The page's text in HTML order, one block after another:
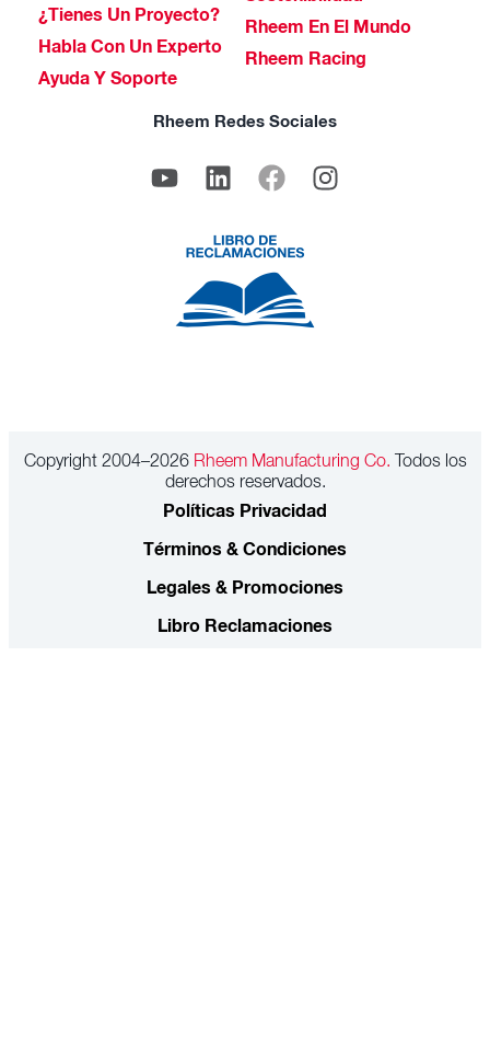
¿Tienes Un Proyecto?
Habla Con Un Experto
Ayuda Y Soporte
Rheem En El Mundo
Rheem Racing
Rheem Redes Sociales
Copyright 2004–2026Rheem Manufacturing Co. Todos los
derechos reservados.
Políticas Privacidad
Términos & Condiciones
Legales & Promociones
Libro Reclamaciones